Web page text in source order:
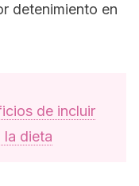
detenimiento en
de incluir
la dieta